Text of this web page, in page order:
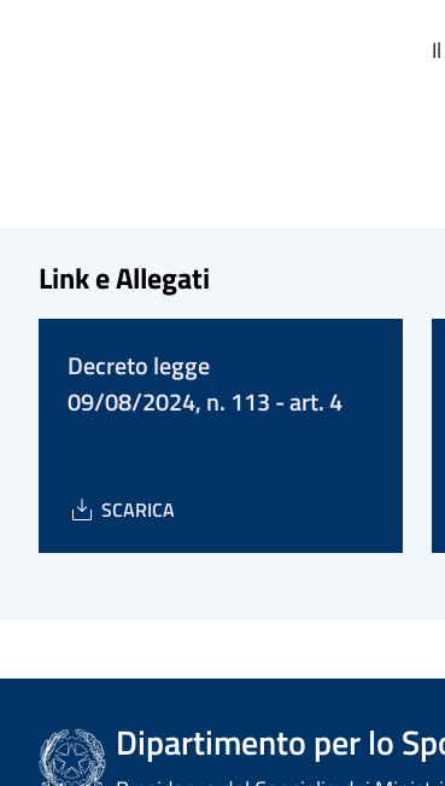
Link e Allegati
Decreto legge
09/08/2024, n. 113 - art. 4
SCARICA
Dipartimento per lo